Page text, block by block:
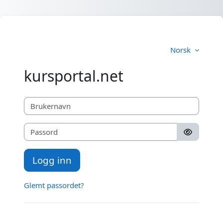
Norsk
kursportal.net
Brukernavn
Passord
Logg inn
Glemt passordet?